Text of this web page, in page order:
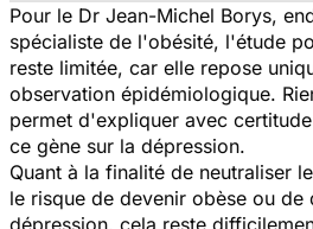
Pour le Dr Jean-Michel Borys,
spécialiste de l'obésité, l'étude
reste limitée, car elle repose
observation épidémiologique.
permet d'expliquer avec
ce gène sur la dépression.
Quant à la finalité de neutraliser
le risque de devenir obèse ou de
dépression, cela reste